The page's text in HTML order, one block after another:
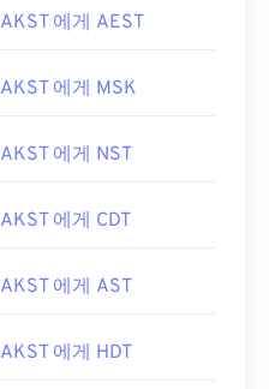
AKST 에게 AEST
AKST 에게 MSK
AKST 에게 NST
AKST 에게 CDT
AKST 에게 AST
AKST 에게 HDT